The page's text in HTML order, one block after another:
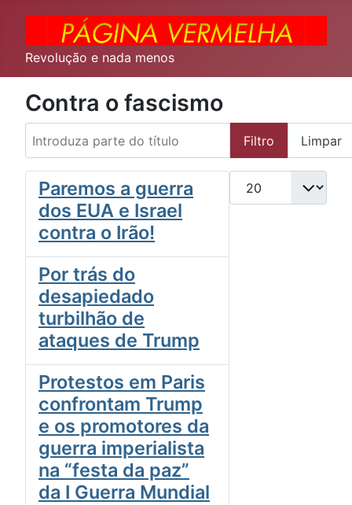
Revolução e nada menos
Contra o fascismo
Introduza parte do título
Filtro Limpar
Qtd. a exibir
Paremos a guerra
dos EUA e Israel
contra o Irão!
Por trás do
desapiedado
turbilhão de
ataques de Trump
Protestos em Paris
confrontam Trump
e os promotores da
guerra imperialista
na “festa da paz”
da I Guerra Mundial